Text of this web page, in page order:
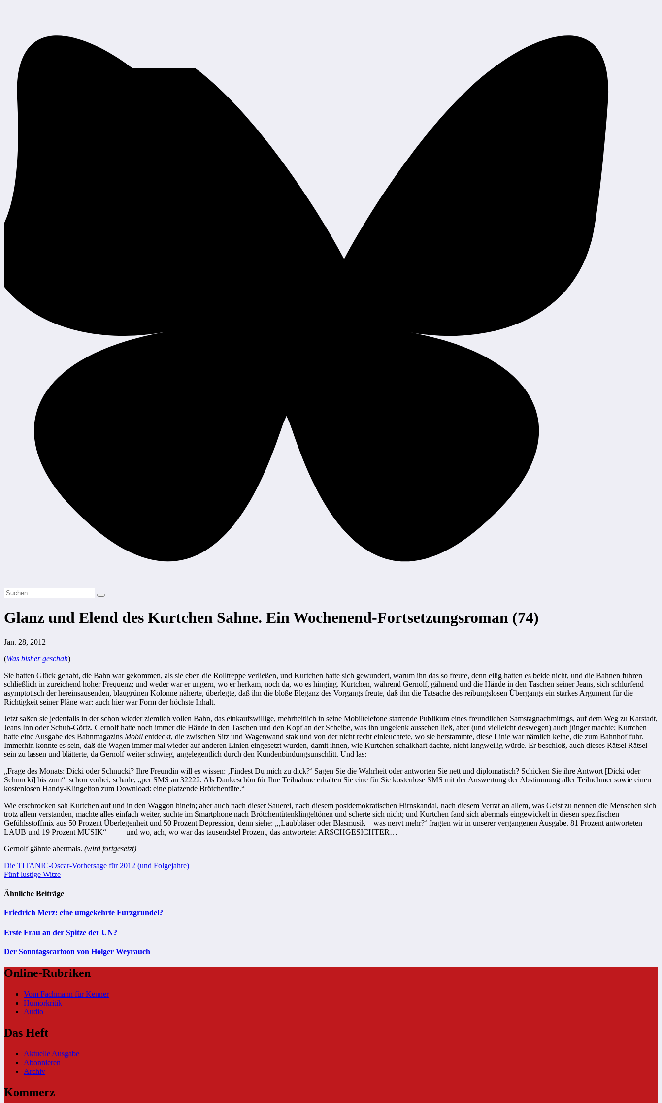
Glanz und Elend des Kurtchen Sahne. Ein Wochenend-Fortsetzungsroman (74)
Jan. 28, 2012
(Was bisher geschah)
Sie hatten Glück gehabt, die Bahn war gekommen, als sie eben die Rolltrep­pe verließen, und Kurtchen hatte sich gewundert, warum ihn das so freute, denn eilig hatten es beide nicht, und die Bahnen fuhren
schließlich in zurei­chend hoher Frequenz; und weder war er ungern, wo er herkam, noch da, wo es hinging. Kurtchen, während Gernolf, gähnend und die Hände in den Ta­schen seiner Jeans, sich schlurfend
asymptotisch der hereinsausenden, blau­grünen Kolonne näherte, überlegte, daß ihn die bloße Eleganz des Vorgangs freute, daß ihn die Tatsache des reibungslosen Übergangs ein starkes Argu­ment für die
Richtigkeit seiner Pläne war: auch hier war Form der höchste Inhalt.
Jetzt saßen sie jedenfalls in der schon wieder ziemlich vollen Bahn, das ein­kaufswillige, mehrheitlich in seine Mobiltelefone starrende Publikum eines freundlichen Samstagnachmittags, auf dem Weg zu Karstadt,
Jeans Inn oder Schuh-Görtz. Gernolf hatte noch immer die Hände in den Taschen und den Kopf an der Scheibe, was ihn ungelenk aussehen ließ, aber (und vielleicht deswegen) auch jünger machte; Kurtchen
hatte eine Ausgabe des Bahnma­gazins Mobil entdeckt, die zwischen Sitz und Wagenwand stak und von der nicht recht einleuchtete, wo sie herstammte, diese Linie war nämlich keine, die zum Bahnhof fuhr.
Immerhin konnte es sein, daß die Wagen immer mal wieder auf anderen Linien eingesetzt wurden, damit ihnen, wie Kurtchen schalkhaft dachte, nicht langweilig würde. Er beschloß, auch die­ses Rätsel Rätsel
sein zu lassen und blätterte, da Gernolf weiter schwieg, an­gelegentlich durch den Kundenbindungsunschlitt. Und las:
„Frage des Monats: Dicki oder Schnucki? Ihre Freundin will es wissen: ‚Fin­dest Du mich zu dick?‘ Sagen Sie die Wahrheit oder antworten Sie nett und diplomatisch? Schicken Sie ihre Antwort [Dicki oder
Schnucki] bis zum“, schon vorbei, schade, „per SMS an 32222. Als Dankeschön für Ihre Teilnah­me erhalten Sie eine für Sie kostenlose SMS mit der Auswertung der Ab­stimmung aller Teilnehmer sowie einen
kostenlosen Handy-Klingelton zum Download: eine platzende Brötchentüte.“
Wie erschrocken sah Kurtchen auf und in den Waggon hinein; aber auch nach dieser Sauerei, nach diesem postdemokratischen Hirnskandal, nach die­sem Verrat an allem, was Geist zu nennen die Menschen sich
trotz allem verstanden, machte alles einfach weiter, suchte im Smartphone nach Bröt­chentütenklingeltönen und scherte sich nicht; und Kurtchen fand sich aber­mals eingewickelt in diesen spezifischen
Gefühlsstoffmix aus 50 Prozent Überlegenheit und 50 Prozent Depression, denn siehe: „‚Laubbläser oder Blasmusik – was nervt mehr?‘ fragten wir in unserer vergangenen Ausgabe. 81 Prozent antworteten
LAUB und 19 Prozent MUSIK“ – – – und wo, ach, wo war das tausendstel Prozent, das antwortete: ARSCHGESICHTER…
Gernolf gähnte abermals. (wird fortgesetzt)
Beitragsnavigation
Die TITANIC-Oscar-Vorhersage für 2012 (und Folgejahre)
Fünf lustige Witze
Ähnliche Beiträge
Friedrich Merz: eine umgekehrte Furzgrundel?
Erste Frau an der Spitze der UN?
Der Sonntagscartoon von Holger Weyrauch
Online-Rubriken
Vom Fachmann für Kenner
Humorkritik
Audio
Das Heft
Aktuelle Ausgabe
Abonnieren
Archiv
Kommerz